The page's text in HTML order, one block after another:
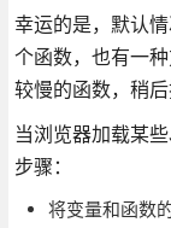
幸运的是，默认
个函数，也有一
较慢的函数，稍后
当浏览器加载某
步骤：
将变量和函数